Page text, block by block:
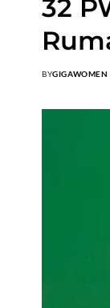
32
BYGIGAWOMEN